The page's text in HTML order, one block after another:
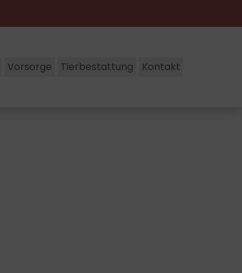
Vorsorge Tierbestattung Kontakt